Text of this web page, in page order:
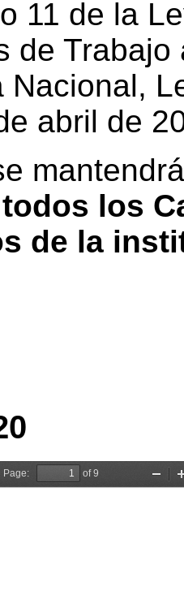
11 de la
de
Nacional,
abril de
los
de la